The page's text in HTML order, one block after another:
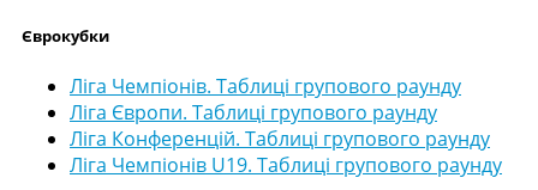
Єврокубки
Ліга Чемпіонів. Таблиці групового раунду
Ліга Європи. Таблиці групового раунду
Ліга Конференцій. Таблиці групового раунду
Ліга Чемпіонів U19. Таблиці групового раунду